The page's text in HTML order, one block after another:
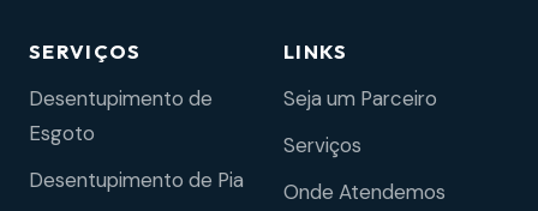
SERVIÇOS
Desentupimento de
Esgoto
Desentupimento de Pia
LINKS
Seja um Parceiro
Serviços
Onde Atendemos